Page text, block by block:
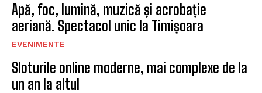
Apă, foc, lumină, muzică și acrobație
aeriană. Spectacol unic la Timișoara
EVENIMENTE
Sloturile online moderne, mai complexe de la
un an la altul